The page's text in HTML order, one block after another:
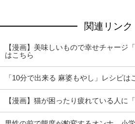
関連リンク
【漫画】美味しいもので幸せチャージ
はこちら
「10分で出来る 麻婆もやし」レシピは
【漫画】猫が困ったり疲れている人に